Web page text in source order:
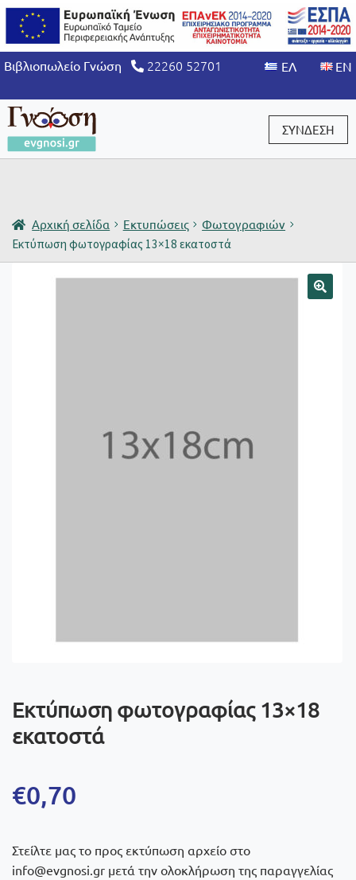
Βιβλιοπωλείο Γνώση 22260 52701
ΣΥΝΔΕΣΗ
Αρχική σελίδα Εκτυπώσεις
Φωτογραφιών
Εκτύπωση φωτογραφίας 13×18 εκατοστά
Εκτύπωση φωτογραφίας 13×18
εκατοστά
€0,70
Στείλτε μας το προς εκτύπωση αρχείο στο
info@evgnosi.gr μετά την ολοκλήρωση της παραγγελίας